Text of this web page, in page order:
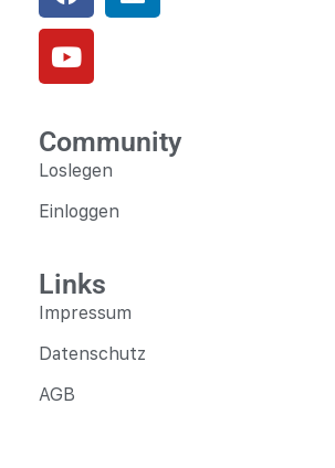
Community
Loslegen
Einloggen
Links
Impressum
Datenschutz
AGB